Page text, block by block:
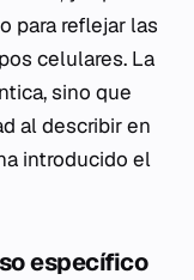
para reflejar las
celulares. La
sino que
al describir en
introducido el
específico